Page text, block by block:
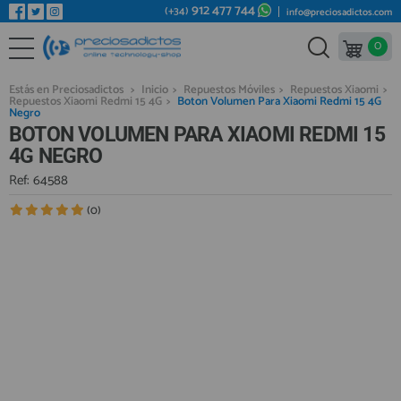
REPUESTOS MÓVILES
REPUESTOS TABLET
REPUESTOS RELOJES INTELIGENTES
REPUESTOS VIDEOCONSOLAS
REPUESTOS MACBOOK
REPUESTOS OTROS DISPOSITIVOS
Bienvenid@ otra vez
YA SOY CLIENTE
Recordarme
(+34) 912 477 744 info@preciosadictos.com
0
Estás en Preciosadictos > Inicio > Repuestos Móviles > Repuestos Xiaomi >
Repuestos Xiaomi Redmi 15 4G > Boton Volumen Para Xiaomi Redmi 15 4G
Negro
BOTON VOLUMEN PARA XIAOMI REDMI 15
4G NEGRO
Ref: 64588
(0)